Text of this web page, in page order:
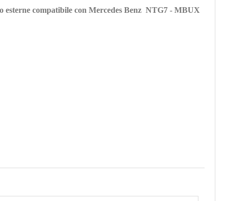
esterne compatibile con Mercedes Benz NTG7 - MBUX